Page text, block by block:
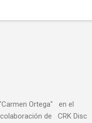
Ortega" en el
de CRK Disc